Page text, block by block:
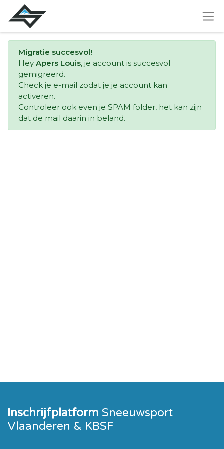
Migratie succesvol!
Hey Apers Louis, je account is succesvol
gemigreerd.
Check je e-mail zodat je je account kan
activeren.
Controleer ook even je SPAM folder, het kan zijn
dat de mail daarin in beland.
Inschrijfplatform Sneeuwsport
Vlaanderen & KBSF